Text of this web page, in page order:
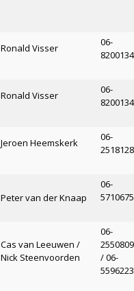
Ronald Visser
06-
Ronald Visser
06-
Jeroen Heemskerk
06-
Peter van der Knaap
06-
Cas van Leeuwen /
Nick Steenvoorden
06-
/ 06-